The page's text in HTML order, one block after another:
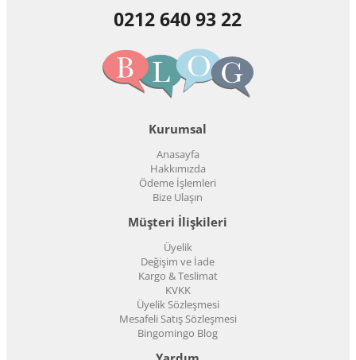
0212 640 93 22
Kurumsal
Anasayfa
Hakkımızda
Ödeme İşlemleri
Bize Ulaşın
Müşteri İlişkileri
Üyelik
Değişim ve İade
Kargo & Teslimat
KVKK
Üyelik Sözleşmesi
Mesafeli Satış Sözleşmesi
Bingomingo Blog